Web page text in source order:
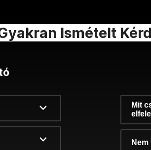
Ismételt
Mit